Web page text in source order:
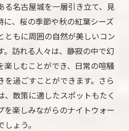
る名古屋城を一層引き立て、見
に、桜の季節や秋の紅葉シーズ
ともに周囲の自然が美しいコン
。訪れる人々は、静寂の中で幻
楽しむことができ、日常の喧騒
を過ごすことができます。さら
、散策に適したスポットもたく
を楽しみながらのナイトウォー
ょう。